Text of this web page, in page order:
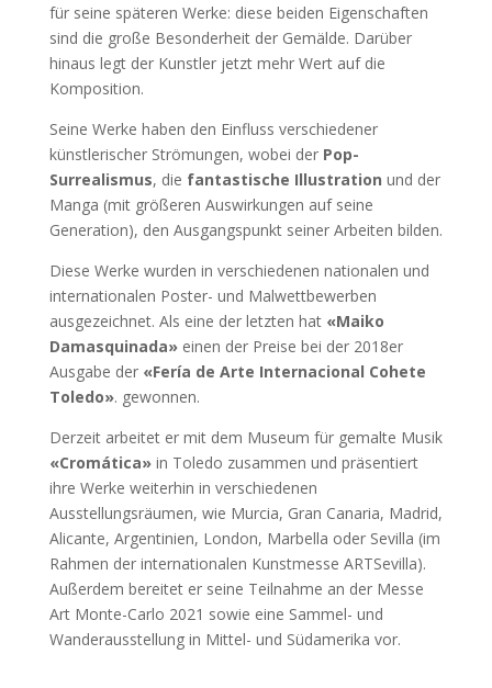
für seine späteren Werke: diese beiden Eigenschaften
sind die große Besonderheit der Gemälde. Darüber
hinaus legt der Kunstler jetzt mehr Wert auf die
Komposition.
Seine Werke haben den Einfluss verschiedener
künstlerischer Strömungen, wobei der Pop-
Surrealismus, die fantastische Illustration und der
Manga (mit größeren Auswirkungen auf seine
Generation), den Ausgangspunkt seiner Arbeiten bilden.
Diese Werke wurden in verschiedenen nationalen und
internationalen Poster- und Malwettbewerben
ausgezeichnet. Als eine der letzten hat «Maiko
Damasquinada»einen der Preise bei der 2018er
Ausgabe der «Fería de Arte Internacional Cohete
Toledo». gewonnen.
Derzeit arbeitet er mit dem Museum für gemalte Musik
«Cromática»in Toledo zusammen und präsentiert
ihre Werke weiterhin in verschiedenen
Ausstellungsräumen, wie Murcia, Gran Canaria, Madrid,
Alicante, Argentinien, London, Marbella oder Sevilla (im
Rahmen der internationalen Kunstmesse ARTSevilla).
Außerdem bereitet er seine Teilnahme an der Messe
Art Monte-Carlo 2021 sowie eine Sammel- und
Wanderausstellung in Mittel- und Südamerika vor.